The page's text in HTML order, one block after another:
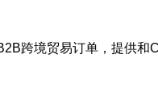
跨境贸易订单，提供和